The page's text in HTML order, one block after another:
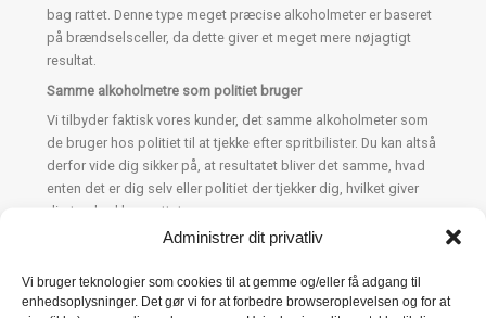
Administrer dit privatliv
Vi bruger teknologier som cookies til at gemme og/eller få adgang til
enhedsoplysninger. Det gør vi for at forbedre browseroplevelsen og for at
bag rattet. Denne type meget præcise alkoholmeter er baseret
på brændselsceller, da dette giver et meget mere nøjagtigt
resultat.
Samme alkoholmetre som politiet bruger
Vi tilbyder faktisk vores kunder, det samme alkoholmeter som
de bruger hos politiet til at tjekke efter spritbilister. Du kan altså
derfor vide dig sikker på, at resultatet bliver det samme, hvad
enten det er dig selv eller politiet der tjekker dig, hvilket giver
dig tryghed bag rattet.
Vi lægger hos testdig.dk stor vægt på, at vores produkter er af
resultatet har stor betydning, som fx ved et alkoholmeter. Vi
sørger derfor for, at vores topmodeller baseret på